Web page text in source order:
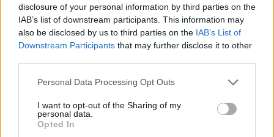
disclosure of your personal information by third parties on the
IAB’s list of downstream participants. This information may
also be disclosed by us to third parties on the IAB’s List of
Downstream Participants that may further disclose it to other
Personal Data Processing Opt Outs
I want to opt-out of the Sharing of my
personal data.
Opted In
ΠΕΡΙΣΣΌΤΕΡΑ ΣΕ ΑΥΤΉ ΤΗΝ ΚΑΤΗΓΟΡΊΑ